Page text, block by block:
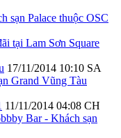
sạn Palace thuộc OSC
tại Lam Sơn Square
17/11/2014 10:10 SA
Grand Vũng Tàu
11/11/2014 04:08 CH
Bar - Khách sạn